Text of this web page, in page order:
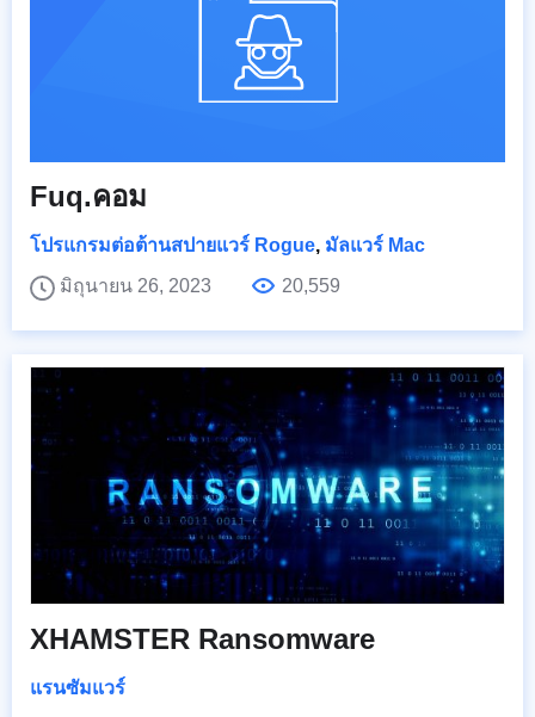
Fuq.คอม
โปรแกรมต่อต้านสปายแวร์ Rogue, มัลแวร์ Mac
มิถุนายน 26, 2023
20,559
XHAMSTER Ransomware
แรนซัมแวร์